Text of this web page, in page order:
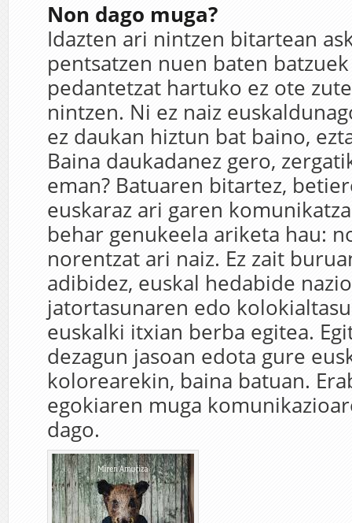
Non dago muga?
Idazten ari nintzen bitartean
pentsatzen nuen baten
pedantetzat hartuko ez ote
nintzen. Ni ez naiz
ez daukan hiztun bat baino,
Baina daukadanez gero,
eman? Batuaren bitartez,
euskaraz ari garen
behar genukeela ariketa hau:
norentzat ari naiz. Ez zait
adibidez, euskal hedabide
jatortasunaren edo
euskalki itxian berba egitea.
dezagun jasoan edota gure
kolorearekin, baina batuan.
egokiaren muga
dago.